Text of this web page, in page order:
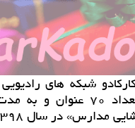
در سال ۱۳۹۸ می پردازند.